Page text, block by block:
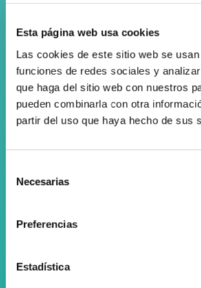
Esta página web usa cookies
Las cookies de este sitio web se
funciones de redes sociales y
que haga del sitio web con nuestros
pueden combinarla con otra
partir del uso que haya hecho de sus
Necesarias
Preferencias
Estadística
Aguila Eraikina - Errekalde, 59
20018 Donostia-San Sebastián
Gipuzkoa
zenta@zenta.es
943 105 205
09:00 - 13:00